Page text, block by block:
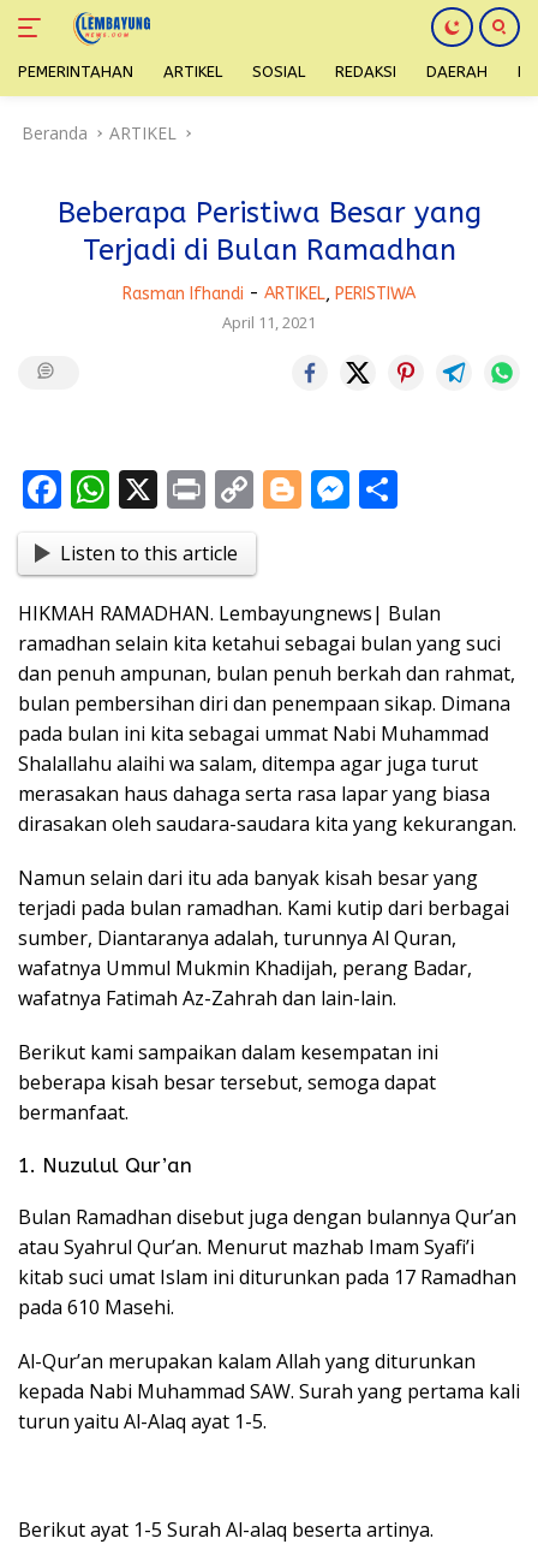
PEMERINTAHAN ARTIKEL SOSIAL REDAKSI DAERAH
Beranda ARTIKEL
Beberapa Peristiwa Besar yang
Terjadi di Bulan Ramadhan
Rasman Ifhandi - ARTIKEL, PERISTIWA
April 11, 2021
F
e
b
o
o
k
W
at
s
A
p
p
X Pr
t
C
o
p
y
Li
n
k
Bl
g
er
M
e
n
g
er
e
Listen to this article
HIKMAH RAMADHAN. Lembayungnews| Bulan
ramadhan selain kita ketahui sebagai bulan yang suci
dan penuh ampunan, bulan penuh berkah dan rahmat,
bulan pembersihan diri dan penempaan sikap. Dimana
pada bulan ini kita sebagai ummat Nabi Muhammad
Shalallahu alaihi wa salam, ditempa agar juga turut
merasakan haus dahaga serta rasa lapar yang biasa
dirasakan oleh saudara-saudara kita yang kekurangan.
Namun selain dari itu ada banyak kisah besar yang
terjadi pada bulan ramadhan. Kami kutip dari berbagai
sumber, Diantaranya adalah, turunnya Al Quran,
wafatnya Ummul Mukmin Khadijah, perang Badar,
wafatnya Fatimah Az-Zahrah dan lain-lain.
Berikut kami sampaikan dalam kesempatan ini
beberapa kisah besar tersebut, semoga dapat
bermanfaat.
1. Nuzulul Qur’an
Bulan Ramadhan disebut juga dengan bulannya Qur’an
atau Syahrul Qur’an. Menurut mazhab Imam Syafi’i
kitab suci umat Islam ini diturunkan pada 17 Ramadhan
pada 610 Masehi.
Al-Qur’an merupakan kalam Allah yang diturunkan
kepada Nabi Muhammad SAW. Surah yang pertama kali
turun yaitu Al-Alaq ayat 1-5.
Berikut ayat 1-5 Surah Al-alaq beserta artinya.